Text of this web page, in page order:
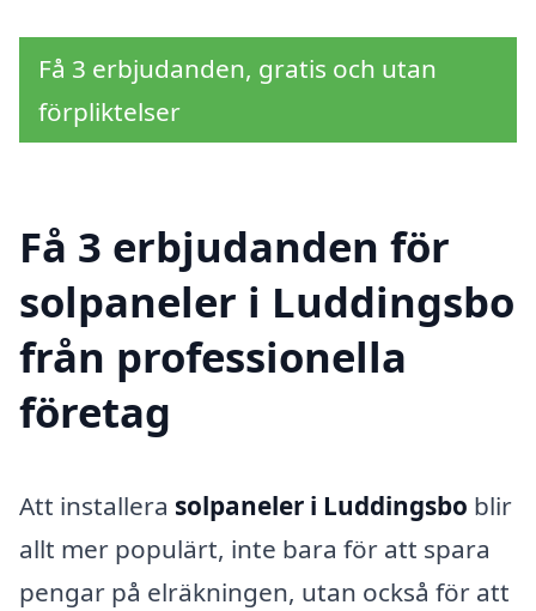
Få 3 erbjudanden, gratis och utan
förpliktelser
Få 3 erbjudanden för
solpaneler i Luddingsbo
från professionella
företag
Att installera solpaneler i Luddingsbo blir
allt mer populärt, inte bara för att spara
pengar på elräkningen, utan också för att